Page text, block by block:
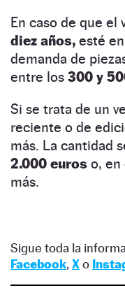
En caso de que el
diez años, esté
demanda de
entre los 300 y
Si se trata de un
reciente o de
más. La cantidad
2.000 euros o, en
más.
Sigue toda la
Facebook, Xo